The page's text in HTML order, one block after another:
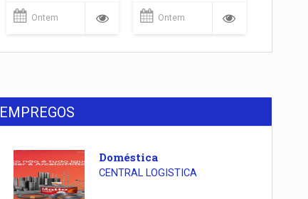
Ontem Ontem
EMPREGOS
Doméstica
CENTRAL LOGISTICA